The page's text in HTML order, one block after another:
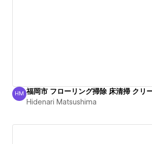
Hidenari Matsushima
HM
Hidenari Matsushima